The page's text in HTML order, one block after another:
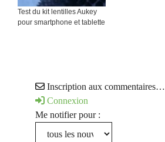
Test du kit lentilles Aukey
pour smartphone et tablette
Inscription aux commentaires…
Connexion
Me notifier pour :